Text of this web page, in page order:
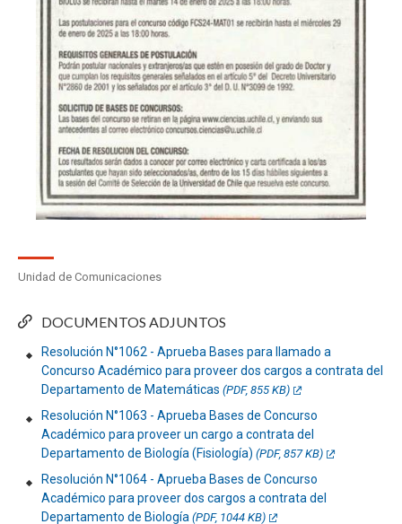
DOCUMENTOS ADJUNTOS
Resolución N°1062 - Aprueba Bases para llamado a
Concurso Académico para proveer dos cargos a contrata del
Departamento de Matemáticas (PDF, 855 KB)
Resolución N°1063 - Aprueba Bases de Concurso
Académico para proveer un cargo a contrata del
Departamento de Biología (Fisiología) (PDF, 857 KB)
Resolución N°1064 - Aprueba Bases de Concurso
Académico para proveer dos cargos a contrata del
Departamento de Biología (PDF, 1044 KB)
Unidad de Comunicaciones